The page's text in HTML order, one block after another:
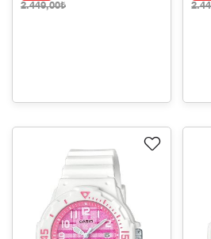
2.449,00₺